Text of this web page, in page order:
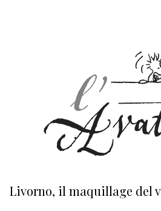
Livorno, il maquillage del